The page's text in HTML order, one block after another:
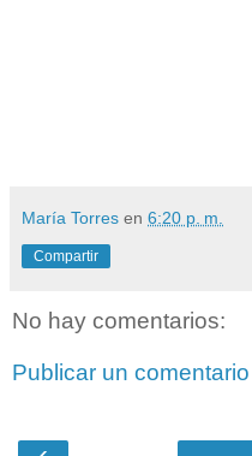
María Torres en 6:20 p. m.
Compartir
No hay comentarios:
Publicar un comentario